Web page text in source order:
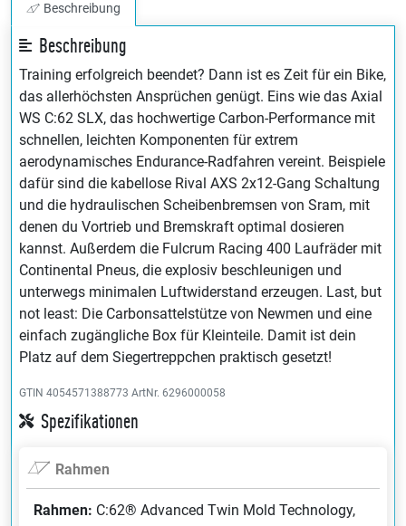
Beschreibung
Beschreibung
Training erfolgreich beendet? Dann ist es Zeit für ein Bike,
das allerhöchsten Ansprüchen genügt. Eins wie das Axial
WS C:62 SLX, das hochwertige Carbon-Performance mit
schnellen, leichten Komponenten für extrem
aerodynamisches Endurance-Radfahren vereint. Beispiele
dafür sind die kabellose Rival AXS 2x12-Gang Schaltung
und die hydraulischen Scheibenbremsen von Sram, mit
denen du Vortrieb und Bremskraft optimal dosieren
kannst. Außerdem die Fulcrum Racing 400 Laufräder mit
Continental Pneus, die explosiv beschleunigen und
unterwegs minimalen Luftwiderstand erzeugen. Last, but
not least: Die Carbonsattelstütze von Newmen und eine
einfach zugängliche Box für Kleinteile. Damit ist dein
Platz auf dem Siegertreppchen praktisch gesetzt!
GTIN 4054571388773 ArtNr. 6296000058
Spezifikationen
Rahmen
Rahmen: C:62® Advanced Twin Mold Technology,